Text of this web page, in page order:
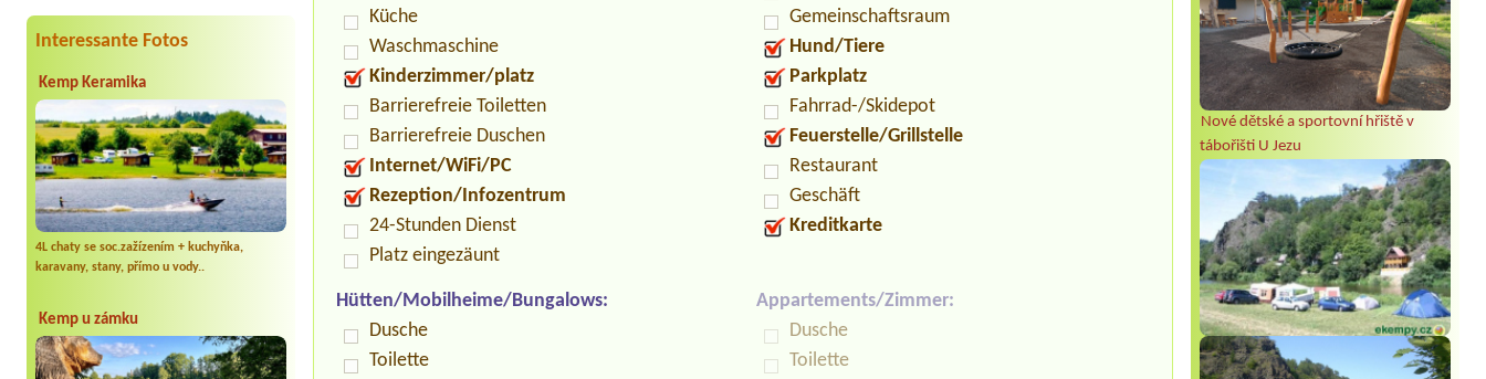
Interessante Fotos
Kemp Keramika
4L chaty se soc.zažízením + kuchyňka,
karavany, stany, přímo u vody..
Kemp u zámku
Nové dětské a sportovní hřiště v
tábořišti U Jezu
Küche
Waschmaschine
Kinderzimmer/platz
Barrierefreie Toiletten
Barrierefreie Duschen
Internet/WiFi/PC
Rezeption/Infozentrum
24-Stunden Dienst
Platz eingezäunt
Gemeinschaftsraum
Hund/Tiere
Parkplatz
Fahrrad-/Skidepot
Feuerstelle/Grillstelle
Restaurant
Geschäft
Kreditkarte
Hütten/Mobilheime/Bungalows:
Dusche
Toilette
Appartements/Zimmer:
Dusche
Toilette